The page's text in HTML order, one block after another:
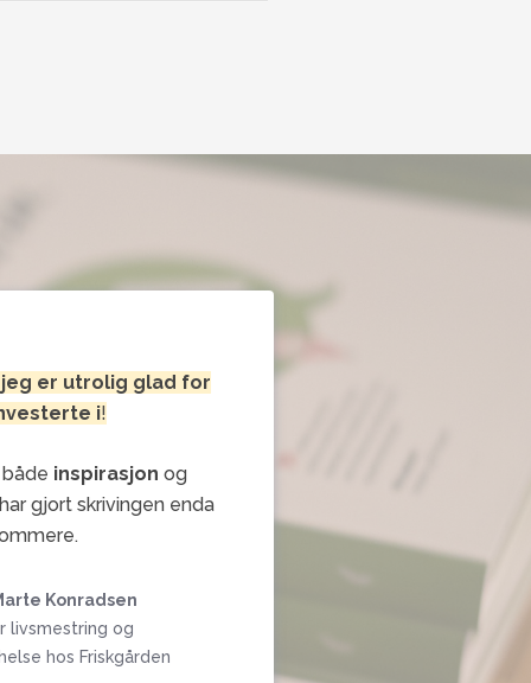
er utrolig glad for
i!
inspirasjon og
gjort skrivingen enda
Konradsen
livsmestring og
hos Friskgården